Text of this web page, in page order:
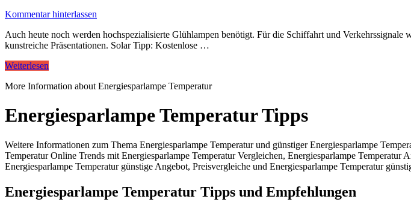
Kommentar hinterlassen
Auch heute noch werden hochspezialisierte Glühlampen benötigt. Für die Schiffahrt und
kunstreiche Präsentationen. Solar Tipp: Kostenlose …
Weiterlesen
More Information about Energiesparlampe Temperatur
Energiesparlampe Temperatur Tipps
Weitere Informationen zum Thema Energiesparlampe Temperatur und günstiger Energiesparlampe
Temperatur Online Trends mit Energiesparlampe Temperatur Vergleichen, Energiesparlampe
Energiesparlampe Temperatur günstige Angebot, Preisvergleiche und Energiesparlampe Temperatur
Energiesparlampe Temperatur Tipps und Empfehlungen